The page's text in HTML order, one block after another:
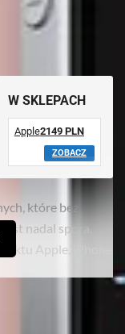
W SKLEPACH
Apple2149 PLN
ZOBACZ
które bez
nadal spora.
Apple, iPhone
zwykle w
jabłka bywa,